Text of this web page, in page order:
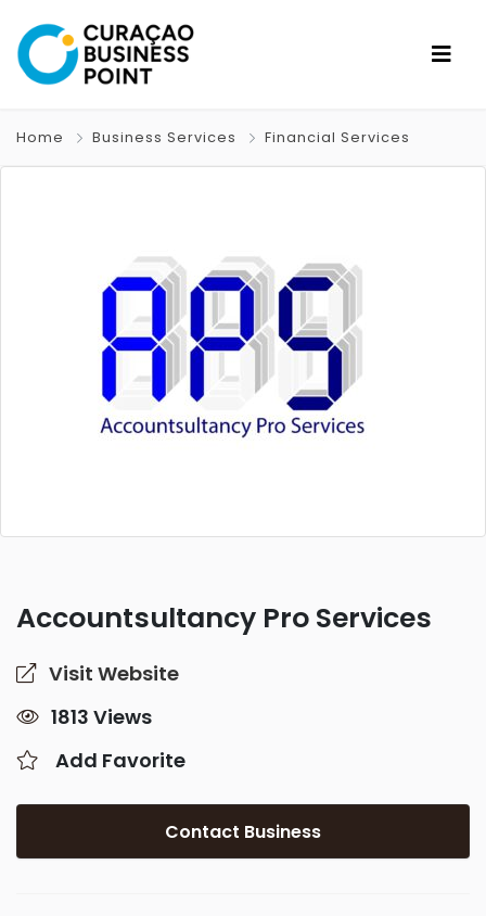
Home Business Services Financial Services
Accountsultancy Pro Services
Visit Website
1813 Views
Add Favorite
Contact Business